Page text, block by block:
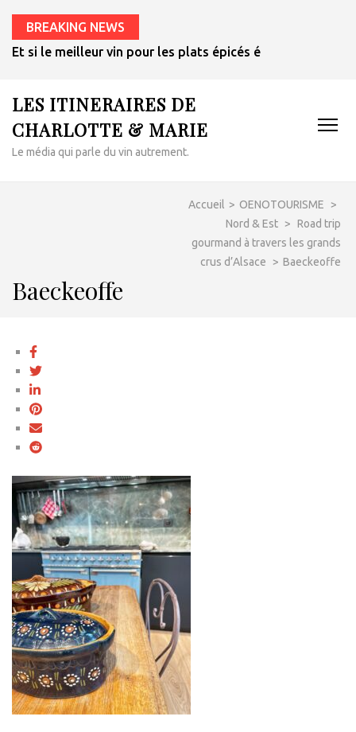
BREAKING NEWS
Et si le meilleur vin pour les plats épicés était un rosé de
LES ITINERAIRES DE
CHARLOTTE & MARIE
Le média qui parle du vin autrement.
Accueil > OENOTOURISME
>
Nord & Est > Road trip
gourmand à travers les grands
crus d’Alsace
> Baeckeoffe
Baeckeoffe